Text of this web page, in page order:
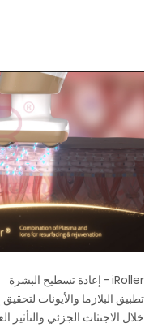
iRoller - إعادة تسطيح البشرة
تطبيق البلازما والأيونات
خلال الاجتثاث الجزئي